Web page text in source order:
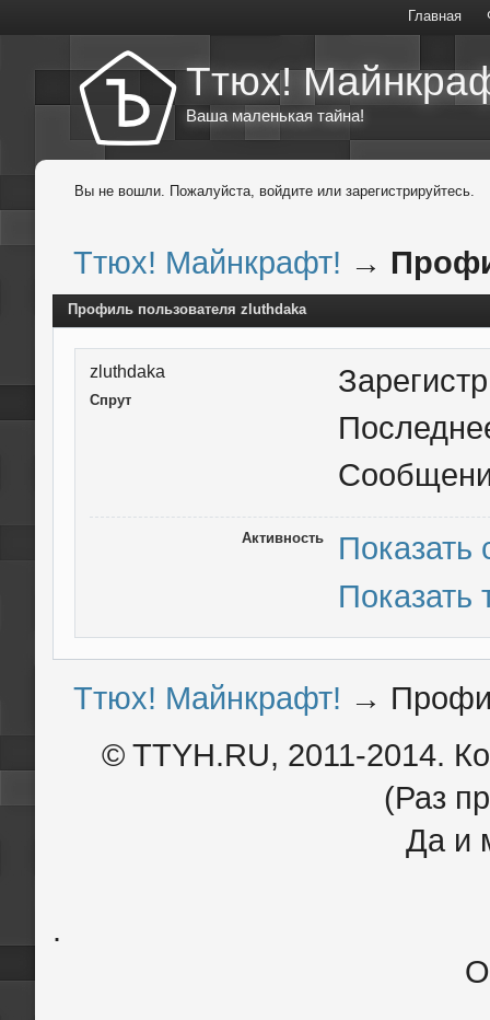
Главная
Ттюх!
Ваша маленькая тайна!
Вы не вошли. Пожалуйста, войдите или зарегистрируйтесь.
Ттюх! Майнкрафт! →
Профиль пользователя zluthdaka
zluthdaka
Спрут
Активность
Показать
Ттюх! Майнкрафт! →
© TTYH.RU, 2011-2014.
(Раз
Да и
.